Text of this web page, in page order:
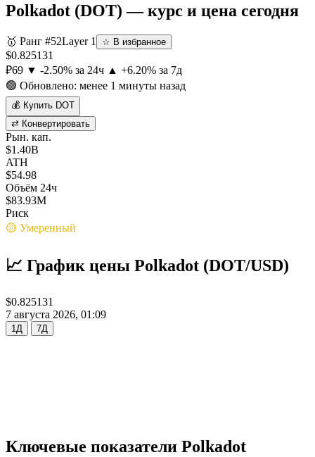
Polkadot (DOT) — курс и цена сегодня
🥇 Ранг #52Layer 1 ☆ В избранное
$0.825131
₽69 ▼ -2.50% за 24ч ▲ +6.20% за 7д
🟢 Обновлено: менее 1 минуты назад
💰 Купить DOT
⇄ Конвертировать
Рын. кап.
$1.40B
ATH
$54.98
Объём 24ч
$83.93M
Риск
🟡 Умеренный
📈 График цены Polkadot (DOT/USD)
$0.825131
7 августа 2026, 01:09
1Д 7Д
Ключевые показатели Polkadot